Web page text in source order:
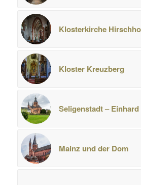
Klosterkirche
Kloster Kreuzberg
Seligenstadt –
Mainz und der Dom